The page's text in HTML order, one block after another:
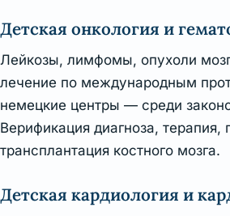
Детская онкология и
Лейкозы, лимфомы, опухоли
лечение по международным
немецкие центры — среди
Верификация диагноза, терапия,
трансплантация костного мозга.
Детская кардиология и